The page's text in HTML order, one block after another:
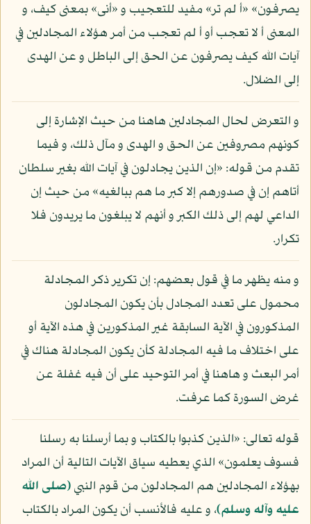
يصرفون» «أ لم تر» مفيد للتعجيب و «أنى» بمعنى كيف، و
المعنى أ لا تعجب أو أ لم تعجب من أمر هؤلاء المجادلين في
آيات الله كيف يصرفون عن الحق إلى الباطل و عن الهدى
إلى الضلال.
و التعرض لحال المجادلين هاهنا من حيث الإشارة إلى
كونهم مصروفين عن الحق و الهدى و مآل ذلك، و فيما
تقدم من قوله: «إن الذين يجادلون في آيات الله بغير سلطان
أتاهم إن في صدورهم إلا كبر ما هم ببالغيه» من حيث إن
الداعي لهم إلى ذلك الكبر و أنهم لا يبلغون ما يريدون فلا
تكرار.
و منه يظهر ما في قول بعضهم: إن تكرير ذكر المجادلة
محمول على تعدد المجادل بأن يكون المجادلون
المذكورون في الآية السابقة غير المذكورين في هذه الآية أو
على اختلاف ما فيه المجادلة كأن يكون المجادلة هناك في
أمر البعث و هاهنا في أمر التوحيد على أن فيه غفلة عن
غرض السورة كما عرفت.
قوله تعالى: «الذين كذبوا بالكتاب و بما أرسلنا به رسلنا
فسوف يعلمون» الذي يعطيه سياق الآيات التالية أن المراد
بهؤلاء المجادلين هم المجادلون من قوم النبي(صلى الله
عليه وآله وسلم)، و عليه فالأنسب أن يكون المراد بالكتاب